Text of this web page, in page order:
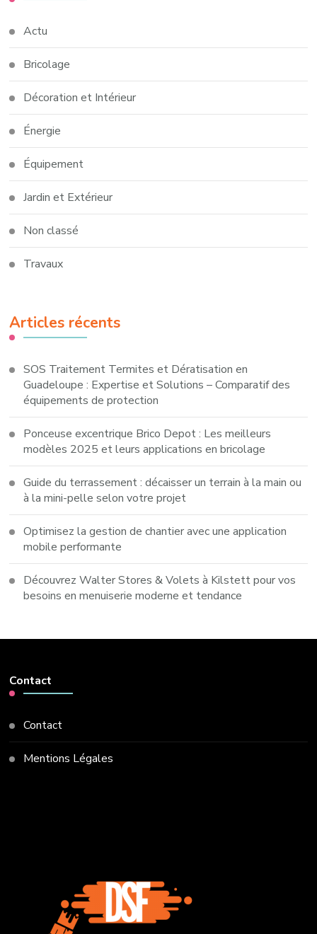
Actu
Bricolage
Décoration et Intérieur
Énergie
Équipement
Jardin et Extérieur
Non classé
Travaux
Articles récents
SOS Traitement Termites et Dératisation en
Guadeloupe : Expertise et Solutions – Comparatif des
équipements de protection
Ponceuse excentrique Brico Depot : Les meilleurs
modèles 2025 et leurs applications en bricolage
Guide du terrassement : décaisser un terrain à la main ou
à la mini-pelle selon votre projet
Optimisez la gestion de chantier avec une application
mobile performante
Découvrez Walter Stores & Volets à Kilstett pour vos
besoins en menuiserie moderne et tendance
Contact
Contact
Mentions Légales